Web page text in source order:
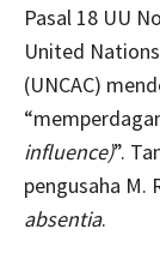
Pasal 18 UU
United
(UNCAC)
influence)”.
pengusaha M.
absentia.